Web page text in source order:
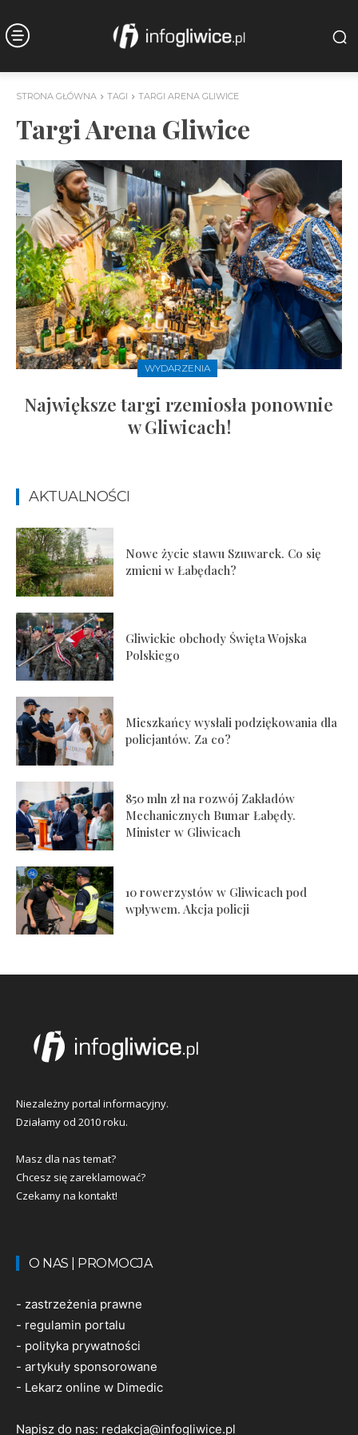
STRONA GŁÓWNA TAGI TARGI ARENA GLIWICE
Targi Arena Gliwice
WYDARZENIA
Największe targi rzemiosła ponownie
w Gliwicach!
AKTUALNOŚCI
Nowe życie stawu Szuwarek. Co się
zmieni w Łabędach?
Gliwickie obchody Święta Wojska
Polskiego
Mieszkańcy wysłali podziękowania dla
policjantów. Za co?
850 mln zł na rozwój Zakładów
Mechanicznych Bumar Łabędy.
Minister w Gliwicach
10 rowerzystów w Gliwicach pod
wpływem. Akcja policji
Niezależny portal informacyjny.
Działamy od 2010 roku.
Masz dla nas temat?
Chcesz się zareklamować?
Czekamy na kontakt!
O NAS | PROMOCJA
- zastrzeżenia prawne
- regulamin portalu
- polityka prywatności
- artykuły sponsorowane
- Lekarz online w Dimedic
Napisz do nas: redakcja@infogliwice.pl